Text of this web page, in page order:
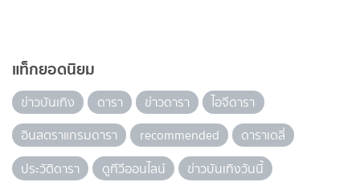
แท็กยอดนิยม
ข่าวบันเทิง ดารา ข่าวดารา
ไอจีดารา
อินสตราแกรมดารา
recommended
ดาราเดลี่
ประวัติดารา
ดูทีวีออนไลน์ ข่าวบันเทิงวันนี้